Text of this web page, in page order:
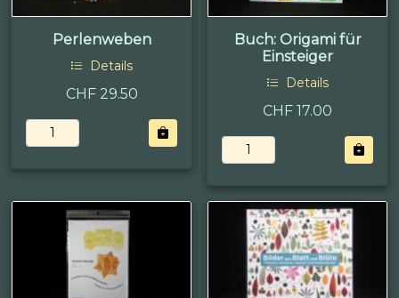
Perlenweben
Details
CHF 29.50
Buch: Origami für
Einsteiger
Details
CHF 17.00